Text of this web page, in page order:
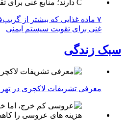
غنی برای تقویت سیستم ایمنی
سبک زندگی
معرفی تشریفات لاکچری در